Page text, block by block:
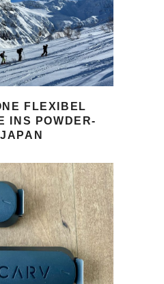
FLEXIBEL
INS POWDER-